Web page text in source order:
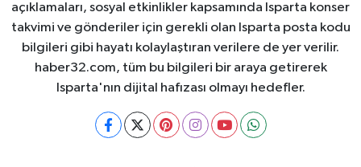
açıklamaları, sosyal etkinlikler kapsamında Isparta konser
takvimi ve gönderiler için gerekli olan Isparta posta kodu
bilgileri gibi hayatı kolaylaştıran verilere de yer verilir.
haber32.com, tüm bu bilgileri bir araya getirerek
Isparta'nın dijital hafızası olmayı hedefler.